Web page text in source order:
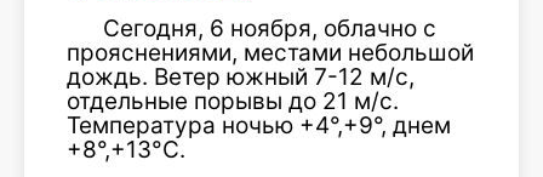
Сегодня, 6 ноября, облачно с
прояснениями, местами небольшой
дождь. Ветер южный 7-12 м/с,
отдельные порывы до 21 м/с.
Температура ночью +4°,+9°, днем
+8°,+13°С.